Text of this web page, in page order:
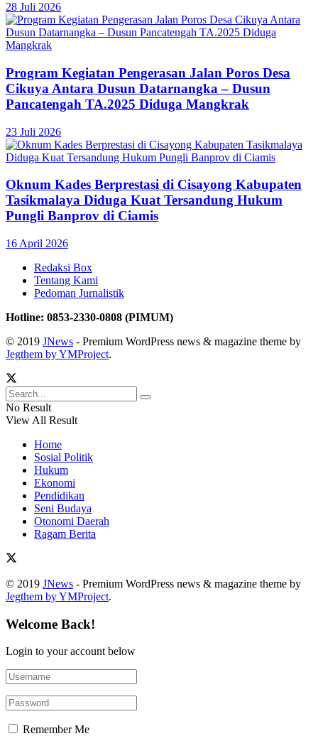
28 Juli 2026
Program Kegiatan Pengerasan Jalan Poros Desa
Cikuya Antara Dusun Datarnangka – Dusun
Pancatengah TA.2025 Diduga Mangkrak
23 Juli 2026
Oknum Kades Berprestasi di Cisayong Kabupaten
Tasikmalaya Diduga Kuat Tersandung Hukum
Pungli Banprov di Ciamis
16 April 2026
Redaksi Box
Tentang Kami
Pedoman Jurnalistik
Hotline: 0853-2330-0808 (PIMUM)
© 2019 JNews - Premium WordPress news & magazine theme by
Jegthem by YMProject.
No Result
View All Result
Home
Sosial Politik
Hukum
Ekonomi
Pendidikan
Seni Budaya
Otonomi Daerah
Ragam Berita
© 2019 JNews - Premium WordPress news & magazine theme by
Jegthem by YMProject.
Welcome Back!
Login to your account below
Remember Me